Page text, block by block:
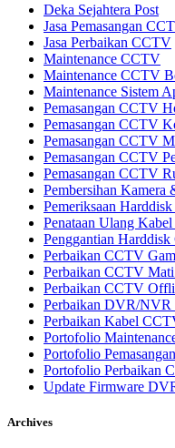
Deka Sejahtera Post
Jasa Pemasangan
Jasa Perbaikan CCTV
Maintenance CCTV
Maintenance CCTV
Maintenance Sistem
Pemasangan CCTV
Pemasangan CCTV
Pemasangan CCTV
Pemasangan CCTV
Pemasangan CCTV
Pembersihan Kamera
Pemeriksaan
Penataan Ulang
Penggantian
Perbaikan CCTV
Perbaikan CCTV
Perbaikan CCTV
Perbaikan DVR/NVR
Perbaikan Kabel
Portofolio
Portofolio
Portofolio Perbaikan
Update Firmware
Archives